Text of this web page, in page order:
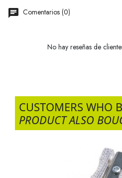
Comentarios (0)
No hay reseñas de
CUSTOMERS WHO
PRODUCT ALSO